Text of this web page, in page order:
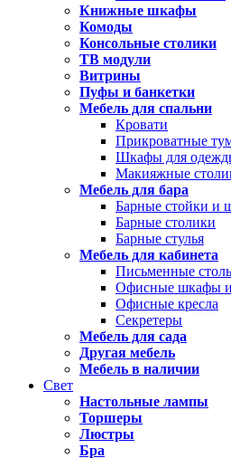
Книжные шкафы
Комоды
Консольные столики
ТВ модули
Витрины
Пуфы и банкетки
Мебель для спальни
Кровати
Прикроватные
Шкафы для
Макияжные
Мебель для бара
Барные стойки и
Барные столики
Барные стулья
Мебель для кабинета
Письменные
Офисные шкафы
Офисные кресла
Секретеры
Мебель для сада
Другая мебель
Мебель в наличии
Свет
Настольные лампы
Торшеры
Люстры
Бра